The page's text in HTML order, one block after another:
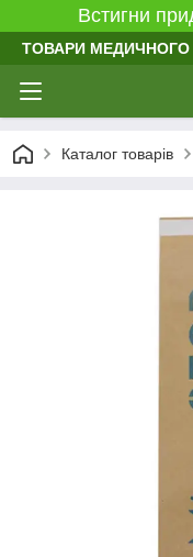
Встигни
ТОВАРИ МЕДИЧНОГО
Каталог товарів